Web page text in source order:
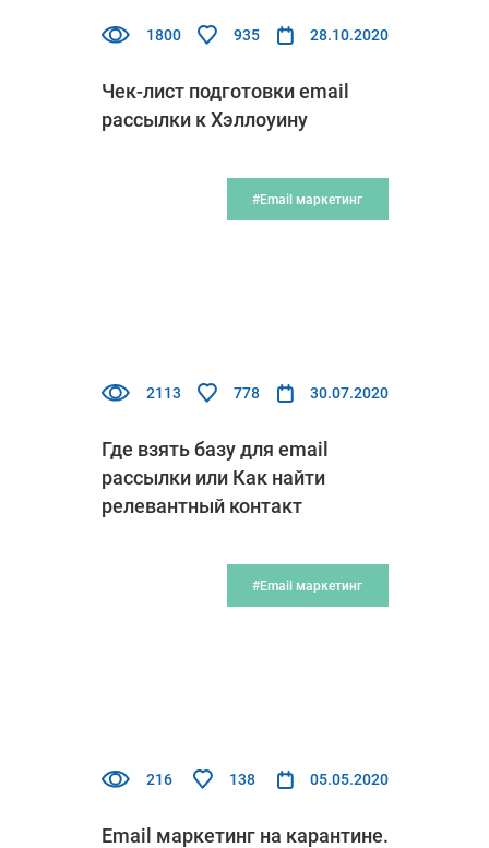
1800 935 28.10.2020
Чек-лист подготовки email
рассылки к Хэллоуину
#Email маркетинг
2113 778 30.07.2020
Где взять базу для email
рассылки или Как найти
релевантный контакт
#Email маркетинг
216 138 05.05.2020
Email маркетинг на карантине.